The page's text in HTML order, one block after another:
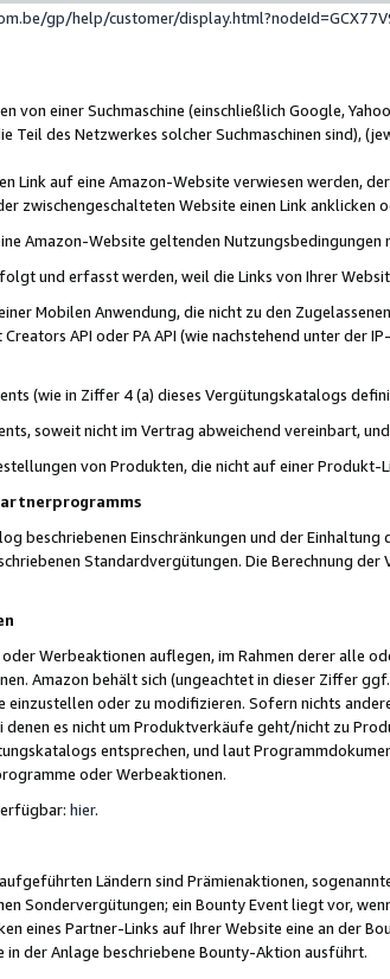
gp/help/customer/
von einer Suchmaschine (einschließlich Google,
des Netzwerkes solcher Suchmaschinen sind),
Link auf eine Amazon-Website verwiesen werden,
zwischengeschalteten Website einen Link anklicken
Amazon-Website geltenden Nutzungsbedingungen
und erfasst werden, weil die Links von Ihrer
Mobilen Anwendung, die nicht zu den
API oder PA API (wie nachstehend unter
(wie in Ziffer 4 (a) dieses Vergütungskatalogs
soweit nicht im Vertrag abweichend vereinbart, und
von Produkten, die nicht auf einer Produkt-
beschriebenen Einschränkungen und der Einhaltung
Standardvergütungen. Die Berechnung
Werbeaktionen auflegen, im Rahmen derer alle
Amazon behält sich (ungeachtet in dieser Ziffer
oder zu modifizieren. Sofern nichts
es nicht um Produktverkäufe geht/nicht zu
entsprechen, und laut
oder Werbeaktionen.
hier.
Ländern sind Prämienaktionen,
Sondervergütungen; ein Bounty Event liegt vor,
eines Partner-Links auf Ihrer Website eine an der
in der Anlage beschriebene Bounty-Aktion ausführt.